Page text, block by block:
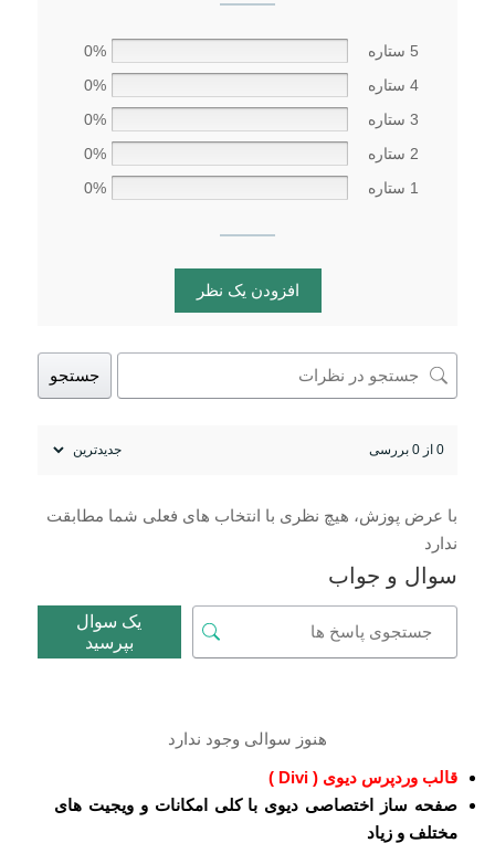
5 ستاره
0%
4 ستاره
0%
3 ستاره
0%
2 ستاره
0%
1 ستاره
0%
افزودن یک نظر
جستجو
0 از 0 بررسی
با عرض پوزش، هیچ نظری با انتخاب های فعلی شما مطابقت
ندارد
سوال و جواب
یک سوال
بپرسید
هنوز سوالی وجود ندارد
قالب وردپرس دیوی ( Divi )
صفحه ساز اختصاصی دیوی با کلی امکانات و ویجیت های
مختلف و زیاد